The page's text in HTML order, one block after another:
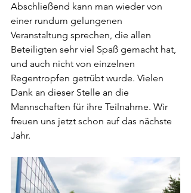
Abschließend kann man wieder von
einer rundum gelungenen
Veranstaltung sprechen, die allen
Beteiligten sehr viel Spaß gemacht hat,
und auch nicht von einzelnen
Regentropfen getrübt wurde. Vielen
Dank an dieser Stelle an die
Mannschaften für ihre Teilnahme. Wir
freuen uns jetzt schon auf das nächste
Jahr.